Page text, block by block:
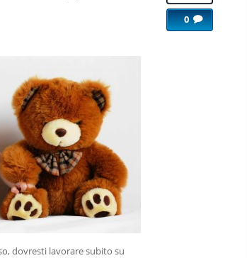
dovresti lavorare subito su
0